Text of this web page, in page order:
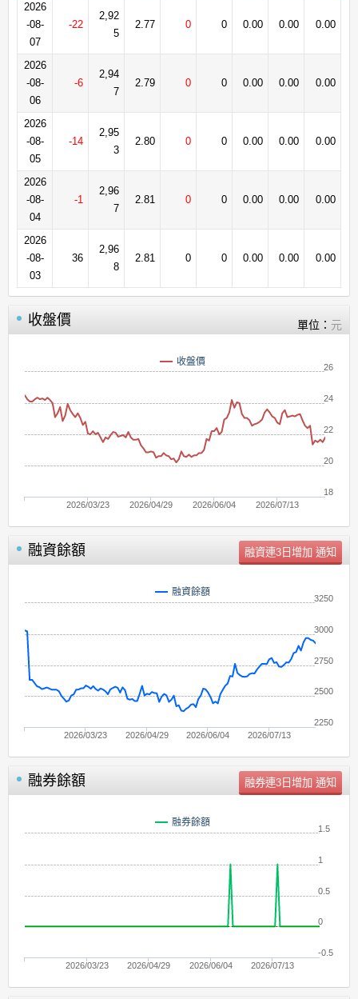
2026
-08-
07
-22
2,92
5
2.77 0 0 0.00 0.00 0.00
2026
-08-
06
-6
2,94
7
2.79 0 0 0.00 0.00 0.00
2026
-08-
05
-14
2,95
3
2.80 0 0 0.00 0.00 0.00
2026
-08-
04
-1
2,96
7
2.81 0 0 0.00 0.00 0.00
2026
-08-
03
36
2,96
8
2.81 0 0 0.00 0.00 0.00
收盤價 單位： 元
收盤價
2026/03/23 2026/04/29 2026/06/04 2026/07/13
18
20
22
24
26
融資餘額 單位：張
融資餘額
2026/03/23 2026/04/29 2026/06/04 2026/07/13
2250
2500
2750
3000
3250
融券餘額 單位：張
融券餘額
2026/03/23 2026/04/29 2026/06/04 2026/07/13
-0.5
0
0.5
1
1.5